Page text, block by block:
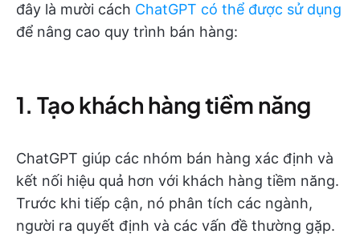
đây là mười cách ChatGPT có thể được sử dụng
để nâng cao quy trình bán hàng:
1. Tạo khách hàng tiềm năng
ChatGPT giúp các nhóm bán hàng xác định và
kết nối hiệu quả hơn với khách hàng tiềm năng.
Trước khi tiếp cận, nó phân tích các ngành,
người ra quyết định và các vấn đề thường gặp.